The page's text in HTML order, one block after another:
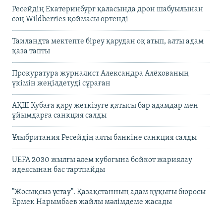
Ресейдің Екатеринбург қаласында дрон шабуылынан
соң Wildberries қоймасы өртенді
Таиландта мектепте біреу қарудан оқ атып, алты адам
қаза тапты
Прокуратура журналист Александра Алёхованың
үкімін жеңілдетуді сұраған
АҚШ Кубаға қару жеткізуге қатысы бар адамдар мен
ұйымдарға санкция салды
Ұлыбритания Ресейдің алты банкіне санкция салды
UEFA 2030 жылғы әлем кубогына бойкот жариялау
идеясынан бас тартпайды
"Жосықсыз ұстау". Қазақстанның адам құқығы бюросы
Ермек Нарымбаев жайлы мәлімдеме жасады